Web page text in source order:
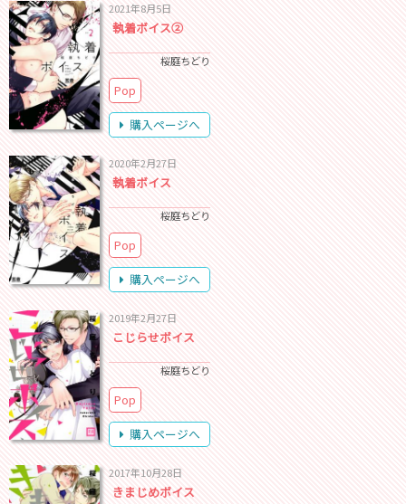
2021年8月5日
執着ボイス②
桜庭ちどり
Pop
購入ページへ
2020年2月27日
執着ボイス
桜庭ちどり
Pop
購入ページへ
2019年2月27日
こじらせボイス
桜庭ちどり
Pop
購入ページへ
2017年10月28日
きまじめボイス